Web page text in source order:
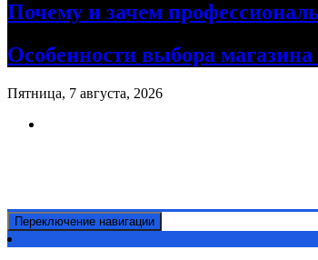
Почему и зачем
Особенности выбора
Пятница, 7 августа, 2026
Переключение навигации